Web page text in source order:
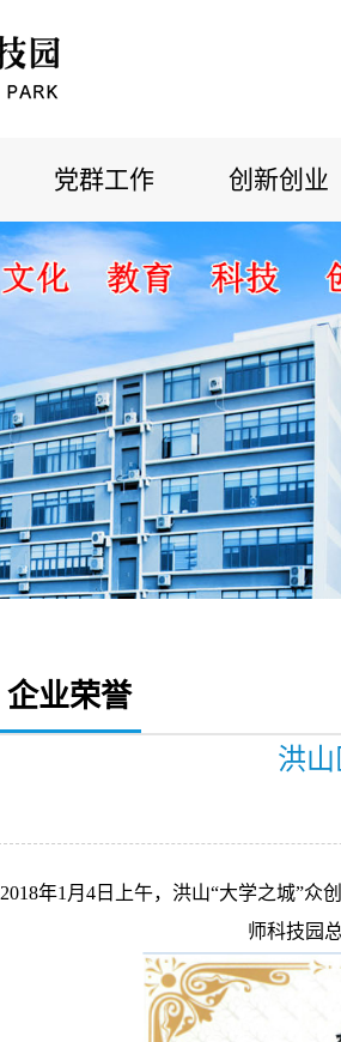
党群工作 创新创业
企业荣誉
洪
2018年1月4日上午，洪山“大学之城”
师科技园